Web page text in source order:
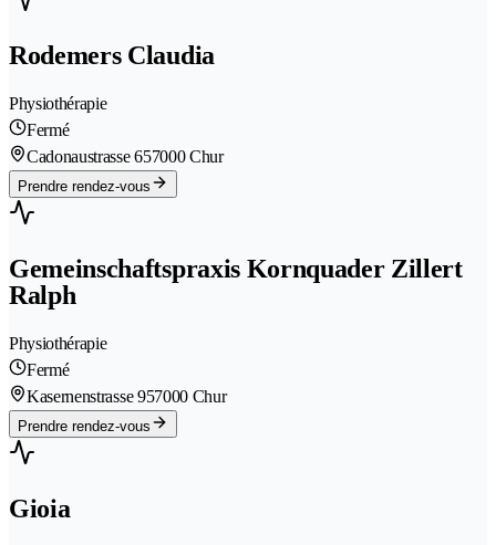
Rodemers Claudia
Physiothérapie
Fermé
Cadonaustrasse 657000 Chur
Prendre rendez-vous
Gemeinschaftspraxis Kornquader Zillert
Ralph
Physiothérapie
Fermé
Kasernenstrasse 957000 Chur
Prendre rendez-vous
Gioia